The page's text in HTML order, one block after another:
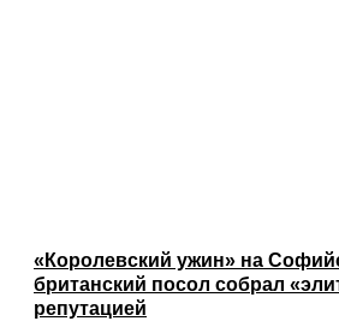
«Королевский ужин» на
британский посол собрал
репутацией